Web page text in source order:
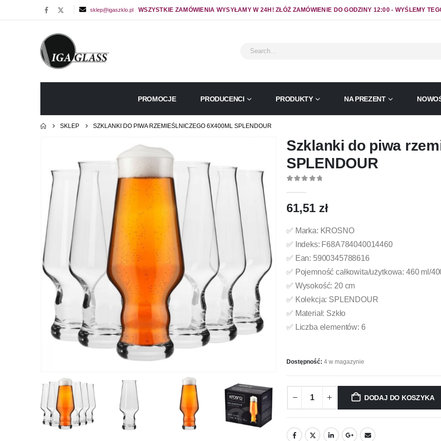
sklep@igaszklo.pl WSZYSTKIE ZAMÓWIENIA WYSYŁAMY W 24H! ZŁÓŻ ZAMÓWIENIE DO GODZINY 12:00 - WYŚLEMY
PROMOCJE PRODUCENCI PRODUKTY NA PREZENT
SKLEP SZKLANKI DO PIWA RZEMIEŚLNICZEGO 6X400ML SPLENDOUR
Szklanki do piwa
SPLENDOUR
61,51 zł
✅ Marka: KROSNO
✅ Indeks: F68A784040014460
✅ Ean: 5900345788616
✅ Pojemność całkowita/użytkowa: 460 ml/
✅ Wysokość: 20 cm
✅ Kolekcja: SPLENDOUR
✅ Materiał: Szkło
✅ Liczba elementów: 6
Dostępność: 4 w magazynie
DODAJ DO KOSZYKA